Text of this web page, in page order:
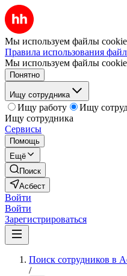
Мы используем файлы cookie,
Правила использования
Мы используем файлы
Понятно
Ищу сотрудника
Ищу работу
Ищу
Ищу сотрудника
Сервисы
Помощь
Ещё
Поиск
Асбест
Войти
Войти
Зарегистрироваться
Поиск сотрудников в
/